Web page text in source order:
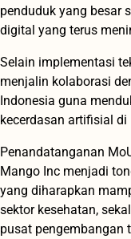
penduduk yang besar
digital yang terus
Selain implementasi
menjalin kolaborasi
Indonesia guna
kecerdasan artifisial
Penandatanganan
Mango Inc menjadi
yang diharapkan
sektor kesehatan,
pusat pengembangan